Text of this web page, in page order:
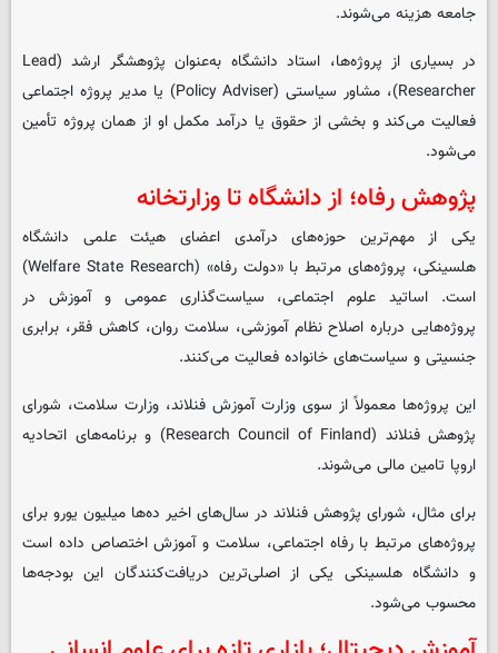
جامعه هزینه می‌شوند.
در بسیاری از پروژه‌ها، استاد دانشگاه به‌عنوان پژوهشگر ارشد (Lead
Researcher)، مشاور سیاستی (Policy Adviser) یا مدیر پروژه اجتماعی
فعالیت می‌کند و بخشی از حقوق یا درآمد مکمل او از همان پروژه تأمین
می‌شود.
پژوهش رفاه؛ از دانشگاه تا وزارتخانه
یکی از مهم‌ترین حوزه‌های درآمدی اعضای هیئت علمی دانشگاه
هلسینکی، پروژه‌های مرتبط با «دولت رفاه» (Welfare State Research)
است. اساتید علوم اجتماعی، سیاست‌گذاری عمومی و آموزش در
پروژه‌هایی درباره اصلاح نظام آموزشی، سلامت روان، کاهش فقر، برابری
جنسیتی و سیاست‌های خانواده فعالیت می‌کنند.
این پروژه‌ها معمولاً از سوی وزارت آموزش فنلاند، وزارت سلامت، شورای
پژوهش فنلاند (Research Council of Finland) و برنامه‌های اتحادیه
اروپا تامین مالی می‌شوند.
برای مثال، شورای پژوهش فنلاند در سال‌های اخیر ده‌ها میلیون یورو برای
پروژه‌های مرتبط با رفاه اجتماعی، سلامت و آموزش اختصاص داده است
و دانشگاه هلسینکی یکی از اصلی‌ترین دریافت‌کنندگان این بودجه‌ها
محسوب می‌شود.